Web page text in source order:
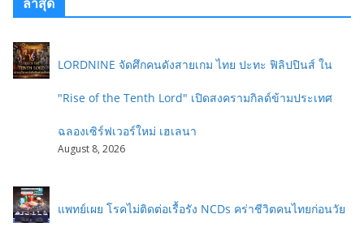
LORDNINE จัดศึกคนดังสายเกม ไทย ปะทะ ฟิลิปปินส์ ใน
"Rise of the Tenth Lord" เปิดสงครามกิลด์ข้ามประเทศ
ฉลองเซิร์ฟเวอร์ใหม่ เฮเลนา
August 8, 2026
แพทย์เผย โรคไม่ติดต่อเรื้อรัง NCDs คร่าชีวิตคนไทยก่อนวัย